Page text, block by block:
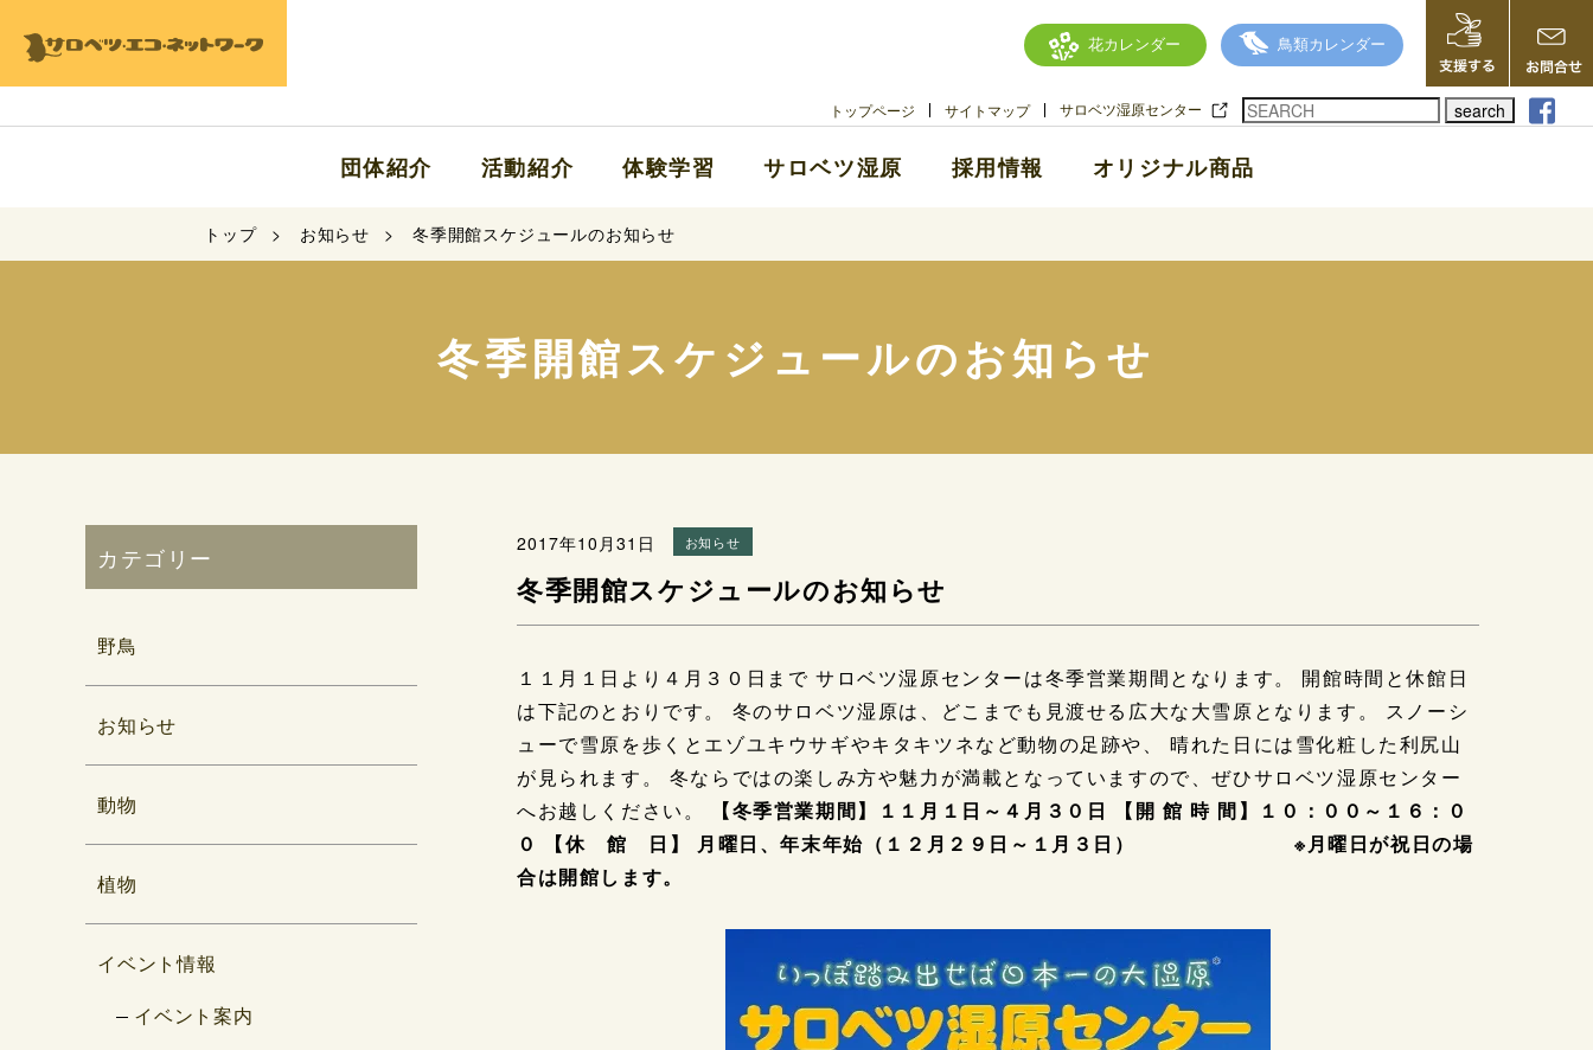
花カレンダー 鳥類カレンダー
トップページ サイトマップ サロベツ湿原センター search
団体紹介 活動紹介 体験学習 サロベツ湿原 採用情報 オリジナル商品
トップ お知らせ 冬季開館スケジュールのお知らせ
冬季開館スケジュールのお知らせ
2017年10月31日 お知らせ
冬季開館スケジュールのお知らせ
１１月１日より４月３０日まで サロベツ湿原センターは冬季営業期間となります。 開館時間と休館日
は下記のとおりです。 冬のサロベツ湿原は、どこまでも見渡せる広大な大雪原となります。 スノーシ
ューで雪原を歩くとエゾユキウサギやキタキツネなど動物の足跡や、 晴れた日には雪化粧した利尻山
が見られます。 冬ならではの楽しみ方や魅力が満載となっていますので、ぜひサロベツ湿原センター
へお越しください。
【冬季営業期間】１１月１日～４月３０日 【開 館 時 間】１０：００～１６：０
０ 【休 館 日】 月曜日、年末年始（１２月２９日～１月３日） ※月曜日が祝日の場
合は開館します。
カテゴリー
野鳥
お知らせ
動物
植物
イベント情報
イベント案内